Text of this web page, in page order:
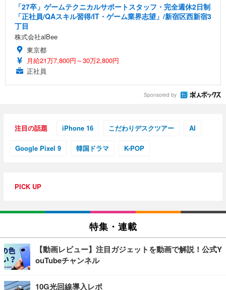
「27卒」ゲームテクニカルサポートスタッフ・完全週休2日制
「正社員/QAスキル習得/IT・ゲーム業界志望」/新宿区西新宿3
丁目
株式会社alBee
東京都
月給21万7,800円～30万2,800円
正社員
Sponsored by
注目の話題 iPhone 16 こだわりデスクツアー AI
Google Pixel 9 韓国ドラマ K-POP
PICK UP
特集・連載
【動画レビュー】注目ガジェットを動画で解説！公式Y
ouTubeチャンネル
10G光回線導入レポ